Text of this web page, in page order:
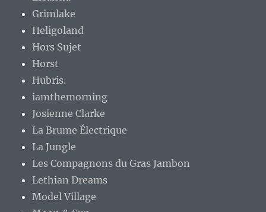
Grimlake
Heligoland
Hors Sujet
Horst
Hubris.
iamthemorning
Josienne Clarke
La Brume Électrique
La Jungle
Les Compagnons du Gras Jambon
Lethian Dreams
Model Village